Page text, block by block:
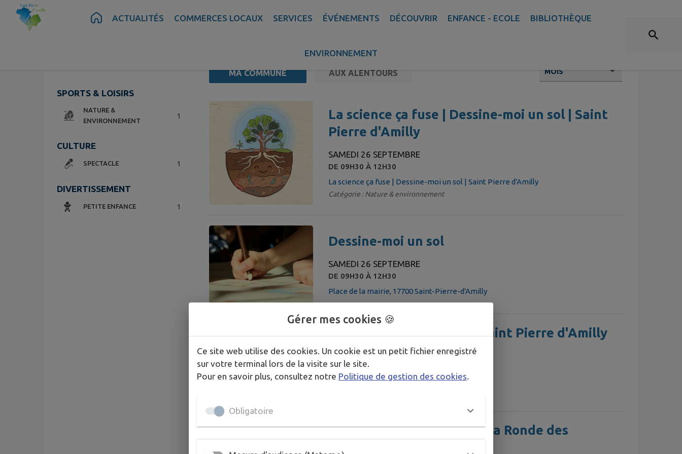
Contenu Recherche Pied de page
ACTUALITÉS COMMERCES LOCAUX SERVICES ÉVÉNEMENTS DÉCOUVRIR ENFANCE - ECOLE BIBLIOTHÈQUE
ENVIRONNEMENT
ÉVÉNEMENTS
SPORTS & LOISIRS
NATURE &
ENVIRONNEMENT
1
CULTURE
SPECTACLE 1
DIVERTISSEMENT
PETITE ENFANCE 1
MA COMMUNE AUX ALENTOURS
La science ça fuse | Dessine-moi un sol | Saint
Pierre d'Amilly
SAMEDI 26 SEPTEMBRE
DE 09H30 À 12H30
La science ça fuse | Dessine-moi un sol | Saint Pierre d'Amilly
Catégorie : Nature & environnement
Dessine-moi un sol
SAMEDI 26 SEPTEMBRE
DE 09H30 À 12H30
Place de la mairie, 17700 Saint-Pierre-d'Amilly
La Ronde des Histoires | Saint Pierre d'Amilly
JEUDI 12 NOVEMBRE
À 10H00
La Ronde des Histoires | Saint Pierre d'Amilly
La Ronde des Histoires - "La Ronde des
Gérer mes cookies 🍪
Ce site web utilise des cookies. Un cookie est un petit fichier enregistré
sur votre terminal lors de la visite sur le site.
Pour en savoir plus, consultez notre Politique de gestion des cookies
Obligatoire